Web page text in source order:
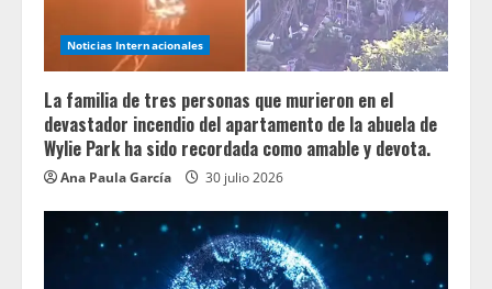
Noticias Internacionales
La familia de tres personas que murieron en el
devastador incendio del apartamento de la abuela de
Wylie Park ha sido recordada como amable y devota.
Ana Paula García 30 julio 2026